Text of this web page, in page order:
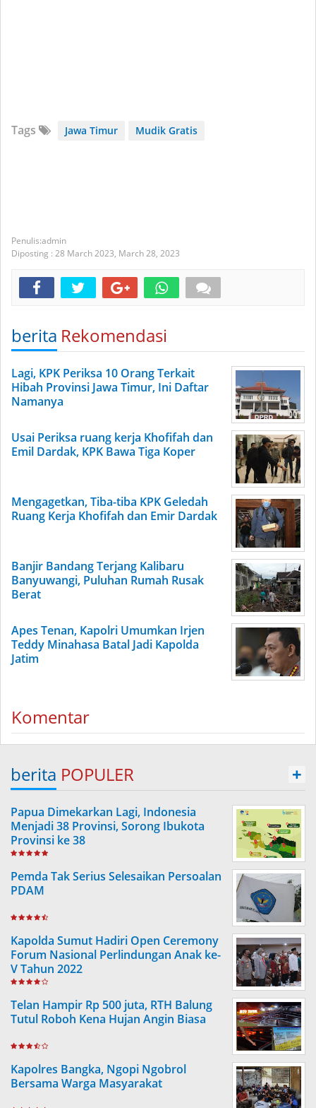
Tags Jawa Timur Mudik Gratis
admin
Diposting : 28 March 2023, March 28, 2023
berita Rekomendasi
Lagi, KPK Periksa 10 Orang Terkait
Hibah Provinsi Jawa Timur, Ini Daftar
Namanya
Usai Periksa ruang kerja Khofifah dan
Emil Dardak, KPK Bawa Tiga Koper
Mengagetkan, Tiba-tiba KPK Geledah
Ruang Kerja Khofifah dan Emir Dardak
Banjir Bandang Terjang Kalibaru
Banyuwangi, Puluhan Rumah Rusak
Berat
Apes Tenan, Kapolri Umumkan Irjen
Teddy Minahasa Batal Jadi Kapolda
Jatim
Komentar
berita POPULER +
Papua Dimekarkan Lagi, Indonesia
Menjadi 38 Provinsi, Sorong Ibukota
Provinsi ke 38
Pemda Tak Serius Selesaikan Persoalan
PDAM
Kapolda Sumut Hadiri Open Ceremony
Forum Nasional Perlindungan Anak ke-
V Tahun 2022
Telan Hampir Rp 500 juta, RTH Balung
Tutul Roboh Kena Hujan Angin Biasa
Kapolres Bangka, Ngopi Ngobrol
Bersama Warga Masyarakat